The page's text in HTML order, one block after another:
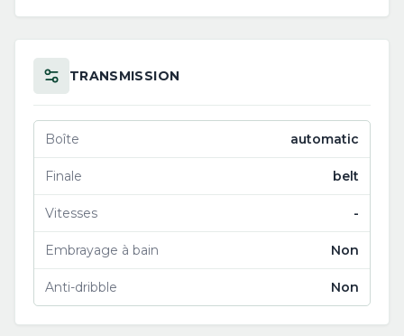
TRANSMISSION
Boîte automatic
Finale belt
Vitesses -
Embrayage à bain Non
Anti-dribble Non